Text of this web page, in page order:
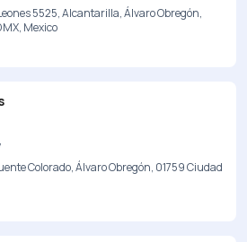
5525, Alcantarilla, Álvaro Obregón,
Mexico
Colorado, Álvaro Obregón, 01759 Ciudad